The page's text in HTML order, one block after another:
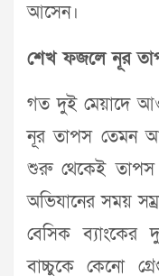
আসেন।
শেখ ফজলে নূর
গত দুই মেয়াদে
নূর তাপস তেমন
শুরু থেকেই তাপস
অভিযানের সময়
বেসিক
বাচ্চুকে কেনো